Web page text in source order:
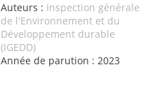
Auteurs : Inspection générale
de l'Environnement et du
Développement durable
(IGEDD)
Année de parution : 2023